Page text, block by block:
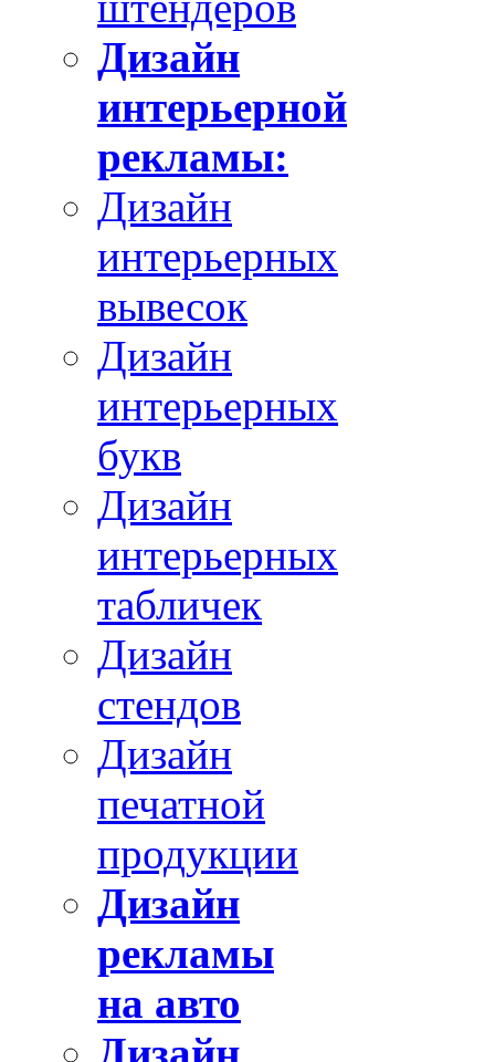
Дизайн
интерьерной
рекламы:
Дизайн
интерьерных
вывесок
Дизайн
интерьерных
букв
Дизайн
интерьерных
табличек
Дизайн
стендов
Дизайн
печатной
продукции
Дизайн
рекламы
на авто
Дизайн